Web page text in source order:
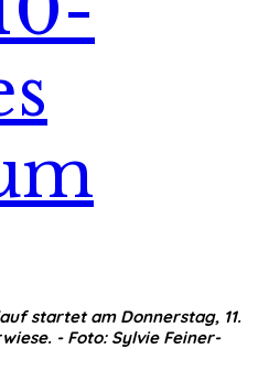
startet am Donnerstag, 11.
- Foto: Sylvie Feiner-